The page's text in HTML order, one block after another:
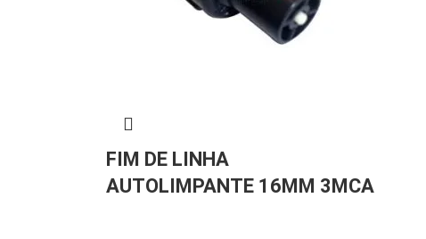
FIM DE LINHA
AUTOLIMPANTE 16MM 3MCA